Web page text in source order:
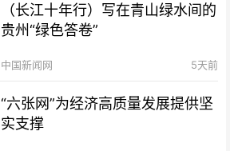
（长江十年行）写在青山绿水间的
贵州“绿色答卷”
中国新闻网 5天前
“六张网”为经济高质量发展提供坚
实支撑